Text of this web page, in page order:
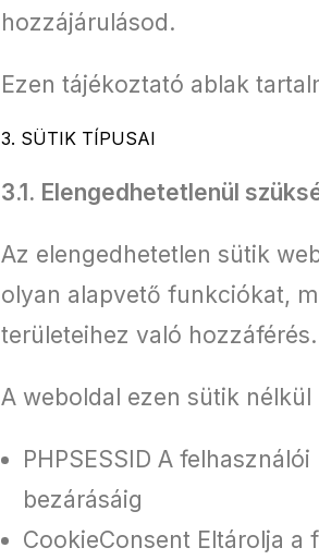
hozzájárulásod.
Ezen tájékoztató ablak
3. SÜTIK TÍPUSAI
3.1. Elengedhetetlenül
Az elengedhetetlen sütik
olyan alapvető funkciókat,
területeihez való
A weboldal ezen sütik
PHPSESSID A
bezárásáig
CookieConsent Eltárolja